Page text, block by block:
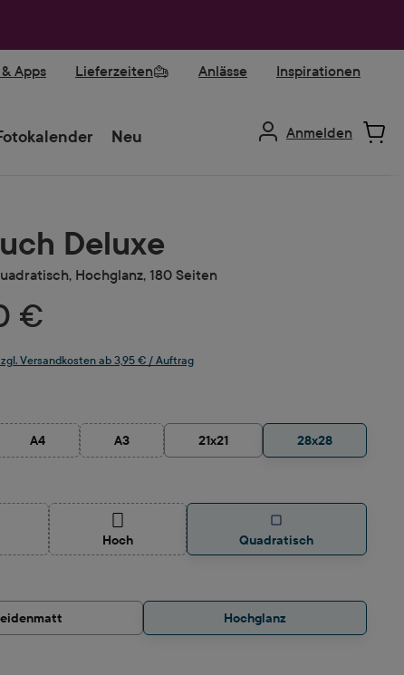
Apps Lieferzeiten Anlässe Inspirationen
Neu Anmelden
Deluxe
Hochglanz, 180 Seiten
€
Versandkosten ab 3,95 € / Auftrag
ist zurzeit nicht verfügbar.)
A4
(Diese Option ist zurzeit nicht verfügbar.)
A3
(Diese Option ist zurzeit nicht verfügbar.)
21x21 28x28
Option ist zurzeit nicht verfügbar.)
Hoch
(Diese Option ist zurzeit nicht verfügbar.)
Quadratisch
Hochglanz